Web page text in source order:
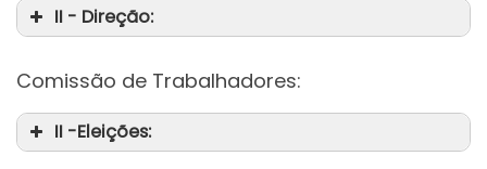
II - Direção:
Comissão de Trabalhadores:
II -Eleições: